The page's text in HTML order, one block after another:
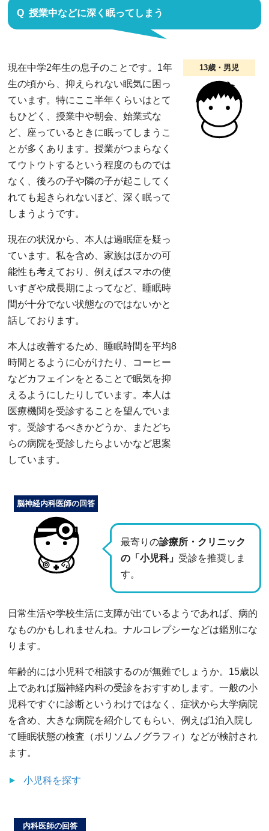
授業中などに深く眠ってしまう
13歳・男児
現在中学2年生の息子のことです。1年
生の頃から、抑えられない眠気に困っ
ています。特にここ半年くらいはとて
もひどく、授業中や朝会、始業式な
ど、座っているときに眠ってしまうこ
とが多くあります。授業がつまらなく
てウトウトするという程度のものでは
なく、後ろの子や隣の子が起こしてく
れても起きられないほど、深く眠って
しまうようです。
現在の状況から、本人は過眠症を疑っ
ています。私を含め、家族はほかの可
能性も考えており、例えばスマホの使
いすぎや成長期によってなど、睡眠時
間が十分でない状態なのではないかと
話しております。
本人は改善するため、睡眠時間を平均8
時間とるように心がけたり、コーヒー
などカフェインをとることで眠気を抑
えるようにしたりしています。本人は
医療機関を受診することを望んでいま
す。受診するべきかどうか、またどち
らの病院を受診したらよいかなど思案
しています。
最寄りの診療所・クリニック
の「小児科」 受診を推奨しま
す。
脳神経内科医師の回答
日常生活や学校生活に支障が出ているようであれば、病的
なものかもしれませんね。ナルコレプシーなどは鑑別にな
ります。
年齢的には小児科で相談するのが無難でしょうか。15歳以
上であれば脳神経内科の受診をおすすめします。一般の小
児科ですぐに診断というわけではなく、症状から大学病院
を含め、大きな病院を紹介してもらい、例えば1泊入院し
て睡眠状態の検査（ポリソムノグラフィ）などが検討され
ます。
小児科を探す
内科医師の回答